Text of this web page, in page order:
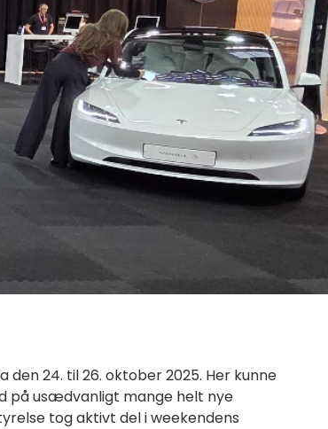
24. til 26. oktober 2025. Her kunne
på usædvanligt mange helt nye
tog aktivt del i weekendens